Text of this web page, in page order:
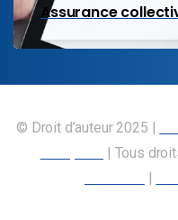
Assurance
© Droit d’auteur 2025 |
| Tous
|